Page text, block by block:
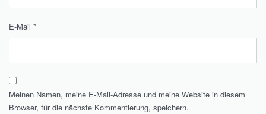
E-Mail *
Meinen Namen, meine E-Mail-Adresse und meine Website in diesem
Browser, für die nächste Kommentierung, speichern.